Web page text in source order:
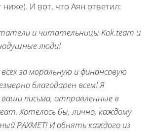
ниже). И вот, что Аян ответил:
и читательницы Kok.team и
люди!
за моральную и финансовую
благодарен всем! Я
письма, отправленные в
Хотелось бы, лично, каждому
РАХМЕТ! И обнять каждого из